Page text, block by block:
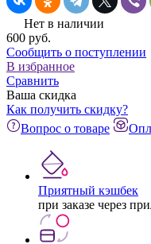
Нет в наличии
600 pуб.
Сообщить о поступлении
В избранное
Сравнить
Ваша скидка
Как получить скидку?
Вопрос о товаре
Приятный кэшбек
при заказе через